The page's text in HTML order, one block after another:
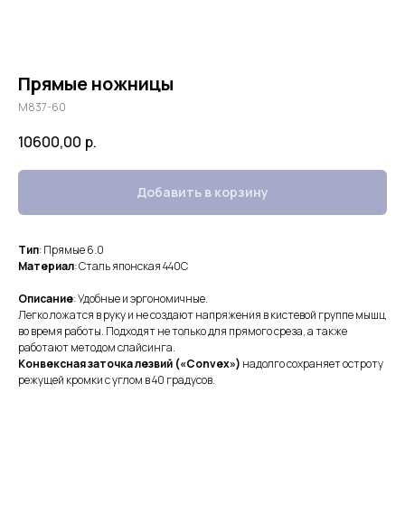
Прямые ножницы
М837-60
10600,00 р.
Добавить в корзину
Тип: Прямые 6.0
Материал: Сталь японская 440С
Описание: Удобные и эргономичные.
Легко ложатся в руку и не создают напряжения в кистевой группе мышц
во время работы. Подходят не только для прямого среза, а также
работают методом слайсинга.
Конвексная заточка лезвий («Convex») надолго сохраняет остроту
режущей кромки с углом в 40 градусов.